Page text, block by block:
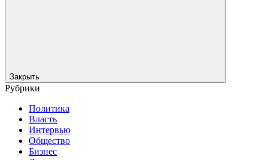
Закрыть
Рубрики
Политика
Власть
Интервью
Общество
Бизнес